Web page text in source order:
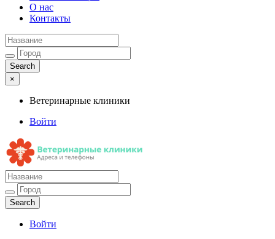
О нас
Контакты
×
Ветеринарные клиники
Войти
Ветеринарные клиники
Адреса и телефоны
Войти